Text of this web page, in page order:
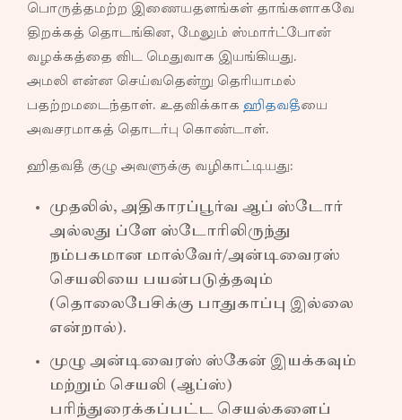
பொருத்தமற்ற இணையதளங்கள் தாங்களாகவே
திறக்கத் தொடங்கின, மேலும் ஸ்மார்ட்போன்
வழக்கத்தை விட மெதுவாக இயங்கியது.
அமலி என்ன செய்வதென்று தெரியாமல்
பதற்றமடைந்தாள். உதவிக்காக ஹிதவதீயை
அவசரமாகத் தொடர்பு கொண்டாள்.
ஹிதவதீ குழு அவளுக்கு வழிகாட்டியது:
முதலில், அதிகாரப்பூர்வ ஆப் ஸ்டோர்
அல்லது ப்ளே ஸ்டோரிலிருந்து
நம்பகமான மால்வேர்/அன்டிவைரஸ்
செயலியை பயன்படுத்தவும்
(தொலைபேசிக்கு பாதுகாப்பு இல்லை
என்றால்).
முழு அன்டிவைரஸ் ஸ்கேன் இயக்கவும்
மற்றும் செயலி (ஆப்ஸ்)
பரிந்துரைக்கப்பட்ட செயல்களைப்